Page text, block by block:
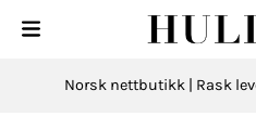
Hopp til innhold
Norsk nettbutikk | Rask